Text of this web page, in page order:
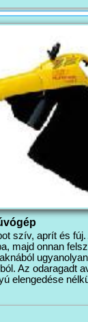
szív, aprít és fúj.
majd onnan
Az odaragadt
elengedése